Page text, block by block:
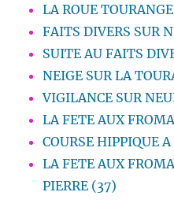
LA ROUE
FAITS DIVERS SUR
SUITE AU FAITS
NEIGE SUR LA
VIGILANCE SUR
LA FETE AUX
COURSE HIPPIQUE
LA FETE AUX
PIERRE (37)